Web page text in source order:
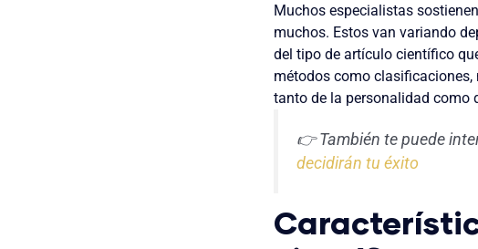
Muchos especialistas
muchos. Estos van variando
del tipo de artículo científico
métodos como clasificaciones,
tanto de la personalidad como
👉 También te puede
decidirán tu éxito